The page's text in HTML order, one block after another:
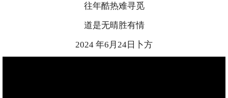
往年酷热难寻觅
道是无晴胜有情
2024 年6月24日卜方